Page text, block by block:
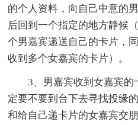
的个人资料，向自己中意的
后回到一个指定的地方静候
个男嘉宾递送自己的卡片，
收到多个女嘉宾的卡片）。
3、男嘉宾收到女嘉宾的
定要不要到台下去寻找投缘
和给自己递卡片的女嘉宾交